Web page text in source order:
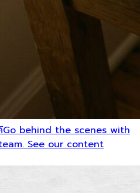
Go behind the scenes with
See our content